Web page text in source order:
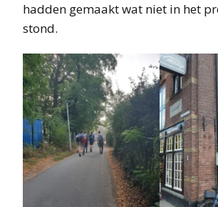
hadden gemaakt wat niet in het
stond.